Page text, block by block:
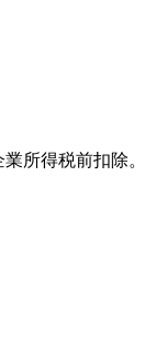
所得税前扣除。